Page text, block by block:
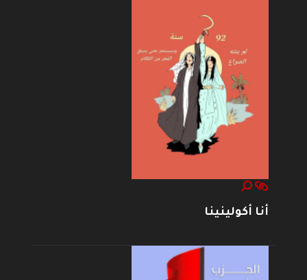
أنا أكولينينا